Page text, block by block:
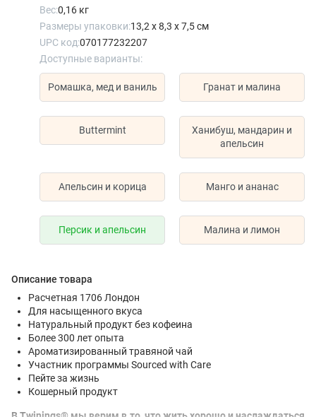
Вес:0,16 кг
Размеры упаковки:13,2 x 8,3 x 7,5 см
UPC код:070177232207
Доступные варианты:
Ромашка, мед и ваниль Гранат и малина
Buttermint
Ханибуш, мандарин и
апельсин
Апельсин и корица Манго и ананас
Персик и апельсин Малина и лимон
Описание товара
Расчетная 1706 Лондон
Для насыщенного вкуса
Натуральный продукт без кофеина
Более 300 лет опыта
Ароматизированный травяной чай
Участник программы Sourced with Care
Пейте за жизнь
Кошерный продукт